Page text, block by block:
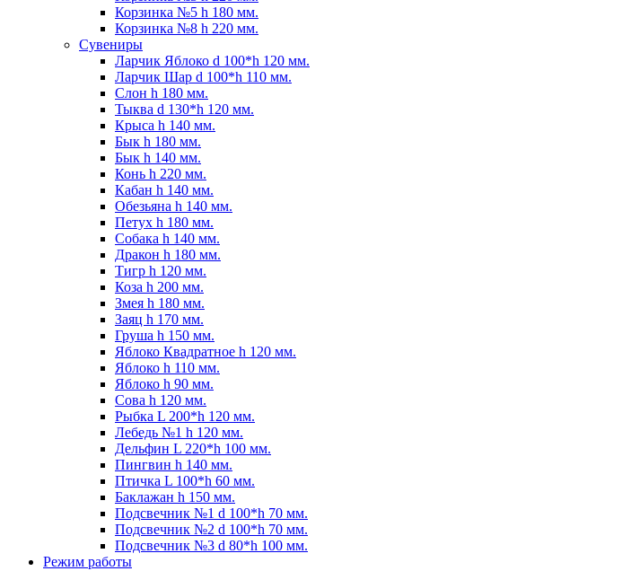
Корзинка №5 h 180 мм.
Корзинка №8 h 220 мм.
Сувениры
Ларчик Яблоко d 100*h 120 мм.
Ларчик Шар d 100*h 110 мм.
Слон h 180 мм.
Тыква d 130*h 120 мм.
Крыса h 140 мм.
Бык h 180 мм.
Бык h 140 мм.
Конь h 220 мм.
Кабан h 140 мм.
Обезьяна h 140 мм.
Петух h 180 мм.
Собака h 140 мм.
Дракон h 180 мм.
Тигр h 120 мм.
Коза h 200 мм.
Змея h 180 мм.
Заяц h 170 мм.
Груша h 150 мм.
Яблоко Квадратное h 120 мм.
Яблоко h 110 мм.
Яблоко h 90 мм.
Сова h 120 мм.
Рыбка L 200*h 120 мм.
Лебедь №1 h 120 мм.
Дельфин L 220*h 100 мм.
Пингвин h 140 мм.
Птичка L 100*h 60 мм.
Баклажан h 150 мм.
Подсвечник №1 d 100*h 70 мм.
Подсвечник №2 d 100*h 70 мм.
Подсвечник №3 d 80*h 100 мм.
Режим работы